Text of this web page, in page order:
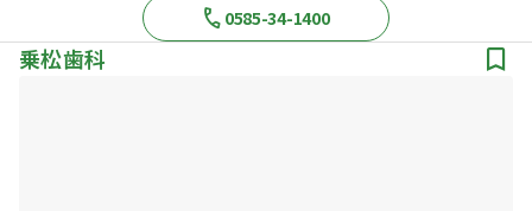
0585-34-1400
乗松歯科